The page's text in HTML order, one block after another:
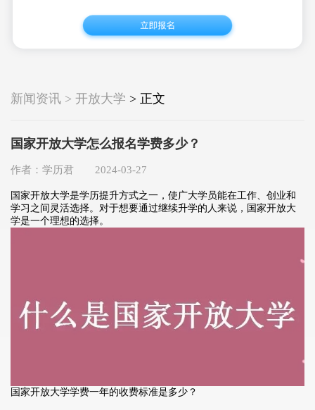
新闻资讯 > 开放大学 > 正文
国家开放大学怎么报名学费多少？
作者：学历君 2024-03-27
国家开放大学是学历提升方式之一，使广大学员能在工作、创业和
学习之间灵活选择。对于想要通过继续升学的人来说，国家开放大
学是一个理想的选择。
国家开放大学学费一年的收费标准是多少？